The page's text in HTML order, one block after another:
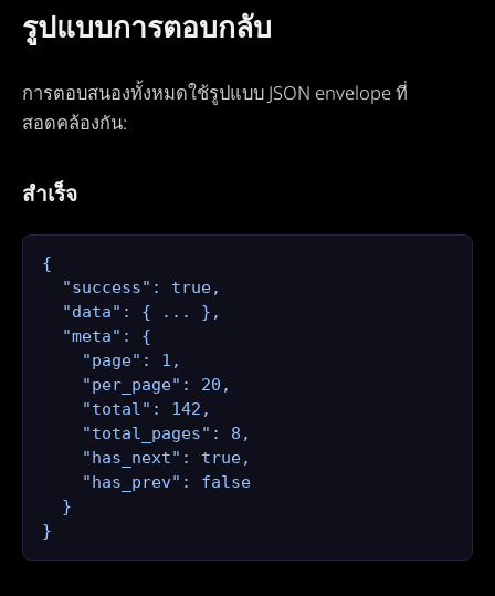
รูปแบบการตอบกลับ
การตอบสนองทั้งหมดใช้รูปแบบ JSON envelope ที่
สอดคล้องกัน:
สำเร็จ
{
  "success": true,
  "data": { ... },
  "meta": {
    "page": 1,
    "per_page": 20,
    "total": 142,
    "total_pages": 8,
    "has_next": true,
    "has_prev": false
  }
}